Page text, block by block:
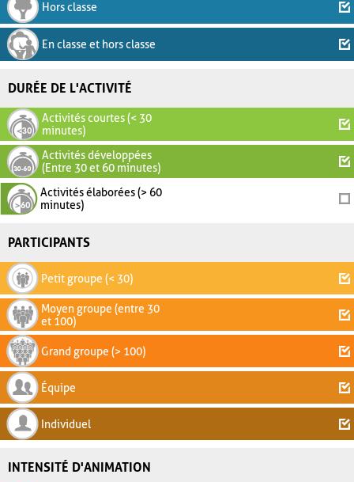
Hors classe
En classe et hors classe
DURÉE DE L'ACTIVITÉ
Activités courtes (< 30
minutes)
Activités développées
(Entre 30 et 60 minutes)
Activités élaborées (> 60
minutes)
PARTICIPANTS
Petit groupe (< 30)
Moyen groupe (entre 30
et 100)
Grand groupe (> 100)
Équipe
Individuel
INTENSITÉ D'ANIMATION